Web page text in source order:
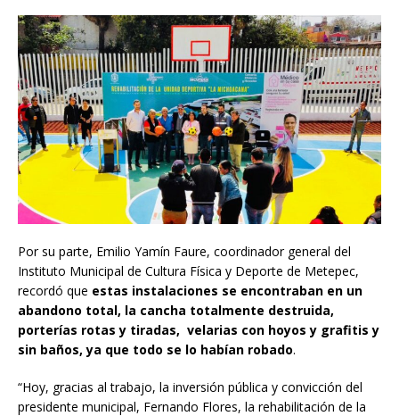
Por su parte, Emilio Yamín Faure, coordinador general del
Instituto Municipal de Cultura Física y Deporte de Metepec,
recordó que estas instalaciones se encontraban en un
abandono total, la cancha totalmente destruida,
porterías rotas y tiradas, velarias con hoyos y grafitis y
sin baños, ya que todo se lo habían robado.
“Hoy, gracias al trabajo, la inversión pública y convicción del
presidente municipal, Fernando Flores, la rehabilitación de la